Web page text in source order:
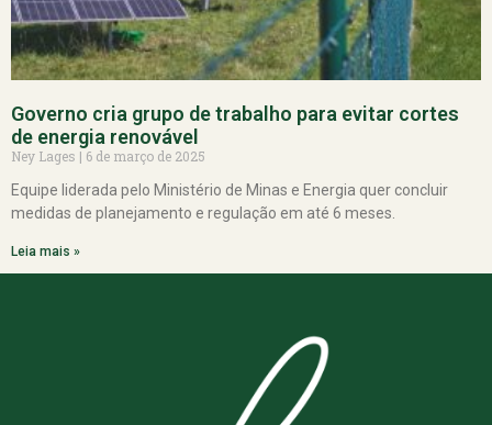
Governo cria grupo de trabalho para evitar cortes
de energia renovável
Ney Lages
6 de março de 2025
Equipe liderada pelo Ministério de Minas e Energia quer concluir
medidas de planejamento e regulação em até 6 meses.
Leia mais »